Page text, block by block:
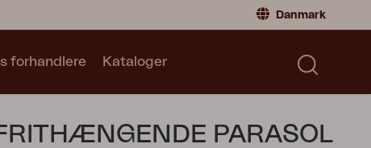
Danmark
Sverige| Sweden
Kataloger
forhandlere Kataloger
PARASOL